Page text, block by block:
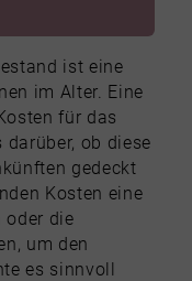
ist eine
im Alter. Eine
für das
ob diese
gedeckt
Kosten eine
oder die
um den
es sinnvoll